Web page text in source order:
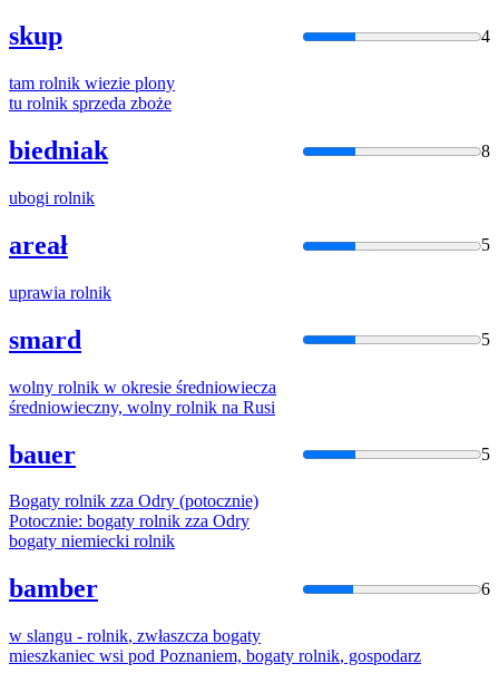
skup 4
tam rolnik wiezie plony
tu rolnik sprzeda zboże
biedniak 8
ubogi rolnik
areał 5
uprawia rolnik
smard 5
wolny rolnik w okresie średniowiecza
średniowieczny, wolny rolnik na Rusi
bauer 5
Bogaty rolnik zza Odry (potocznie)
Potocznie: bogaty rolnik zza Odry
bogaty niemiecki rolnik
bamber 6
w slangu - rolnik, zwłaszcza bogaty
mieszkaniec wsi pod Poznaniem, bogaty rolnik, gospodarz